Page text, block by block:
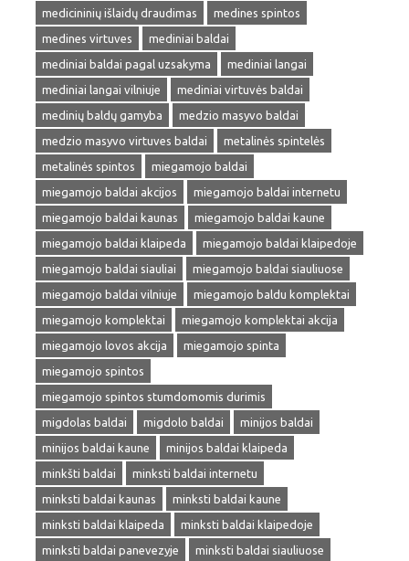
medicininių išlaidų draudimas
medines spintos
medines virtuves
mediniai baldai
mediniai baldai pagal uzsakyma
mediniai langai
mediniai langai vilniuje
mediniai virtuvės baldai
medinių baldų gamyba
medzio masyvo baldai
medzio masyvo virtuves baldai
metalinės spintelės
metalinės spintos
miegamojo baldai
miegamojo baldai akcijos
miegamojo baldai internetu
miegamojo baldai kaunas
miegamojo baldai kaune
miegamojo baldai klaipeda
miegamojo baldai klaipedoje
miegamojo baldai siauliai
miegamojo baldai siauliuose
miegamojo baldai vilniuje
miegamojo baldu komplektai
miegamojo komplektai
miegamojo komplektai akcija
miegamojo lovos akcija
miegamojo spinta
miegamojo spintos
miegamojo spintos stumdomomis durimis
migdolas baldai
migdolo baldai
minijos baldai
minijos baldai kaune
minijos baldai klaipeda
minkšti baldai
minksti baldai internetu
minksti baldai kaunas
minksti baldai kaune
minksti baldai klaipeda
minksti baldai klaipedoje
minksti baldai panevezyje
minksti baldai siauliuose